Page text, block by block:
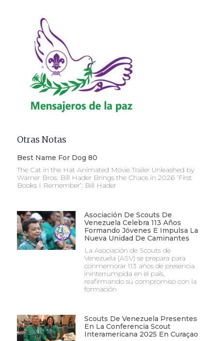
Otras Notas
Best Name For Dog 80
The Cat in the Hat Animated Movie Trailer Unleashed by
Warner Bros: Bill Hader Brings the Chaos in 2026 ‘First
Books I Remember’: Bill Hader
Asociación De Scouts De
Venezuela Celebra 113 Años
Formando Jóvenes E Impulsa La
Nueva Unidad De Caminantes
La Asociación de Scouts de
Venezuela (ASV) se prepara para
conmemorar 113 años de presencia
ininterrumpida en el país,
reafirmando su compromiso con la
formación
Scouts De Venezuela Presentes
En La Conferencia Scout
Interamericana 2025 En Curaçao